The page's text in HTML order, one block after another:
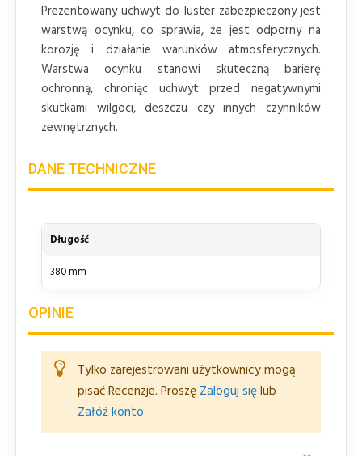
Prezentowany uchwyt do luster zabezpieczony jest
warstwą ocynku, co sprawia, że jest odporny na
korozję i działanie warunków atmosferycznych.
Warstwa ocynku stanowi skuteczną barierę
ochronną, chroniąc uchwyt przed negatywnymi
skutkami wilgoci, deszczu czy innych czynników
zewnętrznych.
DANE TECHNICZNE
Długość
380 mm
OPINIE
Tylko zarejestrowani użytkownicy mogą
pisać Recenzje. Proszę Zaloguj sięlub
Załóż konto